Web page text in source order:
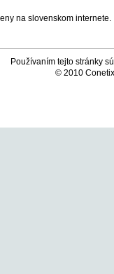
Používaním tejto stránky
© 2010